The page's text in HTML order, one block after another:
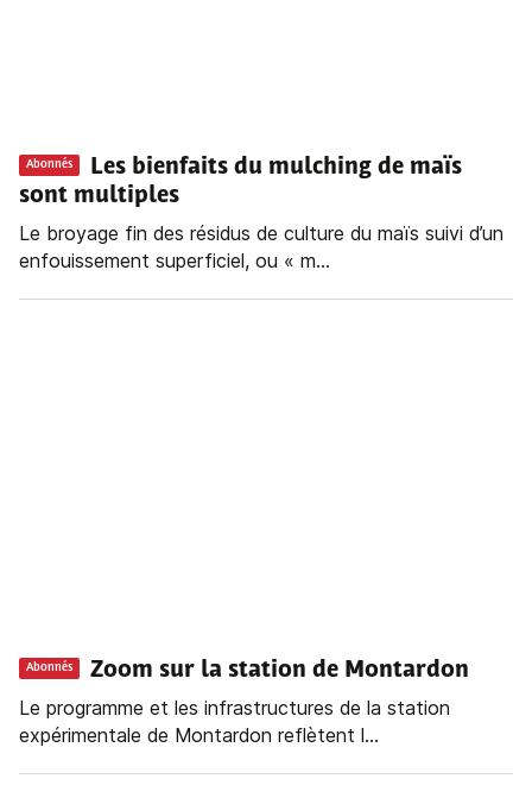
Abonnés
Les bienfaits du mulching de maïs
sont multiples
Le broyage fin des résidus de culture du maïs suivi d’un
enfouissement superficiel, ou « m...
Abonnés
Zoom sur la station de Montardon
Le programme et les infrastructures de la station
expérimentale de Montardon reflètent l...